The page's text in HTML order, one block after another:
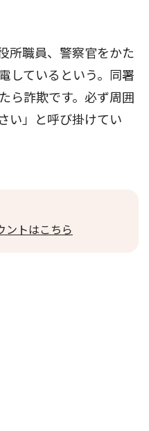
所職員、警察官をかた
しているという。同署
ら詐欺です。必ず周囲
い」と呼び掛けてい
ントはこちら